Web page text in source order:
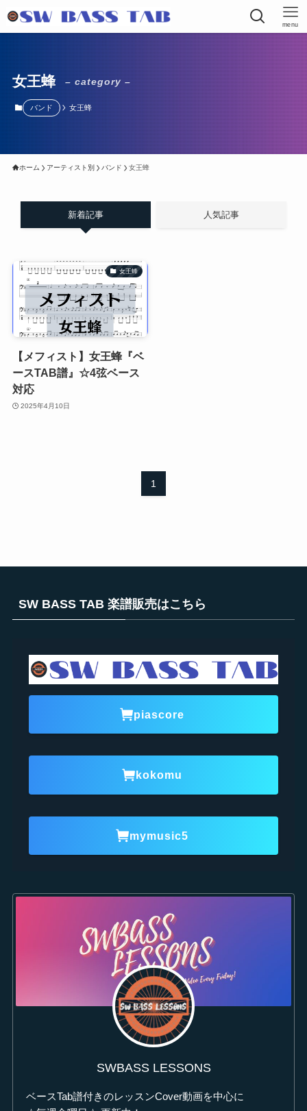
menu
女王蜂 – category –
バンド 女王蜂
ホーム アーティスト別 バンド 女王蜂
新着記事 人気記事
女王蜂
【メフィスト】女王蜂『ベ
ースTAB譜』☆4弦ベース
対応
2025年4月10日
1
SW BASS TAB 楽譜販売はこちら
piascore
kokomu
mymusic5
SWBASS LESSONS
ベースTab譜付きのレッスンCover動画を中心に